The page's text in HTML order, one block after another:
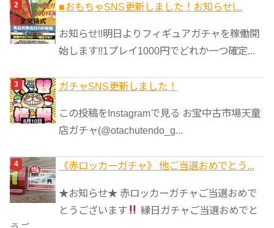
■おもちゃSNS更新しました！お知らせ!...
お知らせ!!明日よりフィギュアガチャを稼働開
始します!!1プレイ1000円でどれか一つ確定...
ガチャSNS更新しました！
この投稿をInstagramで見る お宝中古市場天童
店ガチャ(@otachutendo_g...
《赤ロッカーガチャ》 他ご当選おめでとう...
★お知らせ★ 赤ロッカーガチャご当選おめで
とうございます
縁日ガチャご当選おめでと